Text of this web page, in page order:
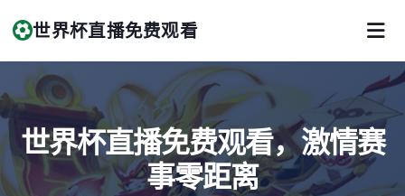
世界杯直播免费观看
世界杯直播免费观看，激情赛
事零距离